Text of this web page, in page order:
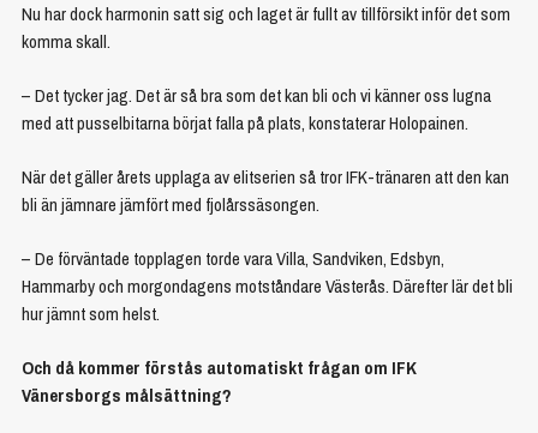
Nu har dock harmonin satt sig och laget är fullt av tillförsikt inför det som
komma skall.
– Det tycker jag. Det är så bra som det kan bli och vi känner oss lugna
med att pusselbitarna börjat falla på plats, konstaterar Holopainen.
När det gäller årets upplaga av elitserien så tror IFK-tränaren att den kan
bli än jämnare jämfört med fjolårssäsongen.
– De förväntade topplagen torde vara Villa, Sandviken, Edsbyn,
Hammarby och morgondagens motståndare Västerås. Därefter lär det bli
hur jämnt som helst.
Och då kommer förstås automatiskt frågan om IFK
Vänersborgs målsättning?